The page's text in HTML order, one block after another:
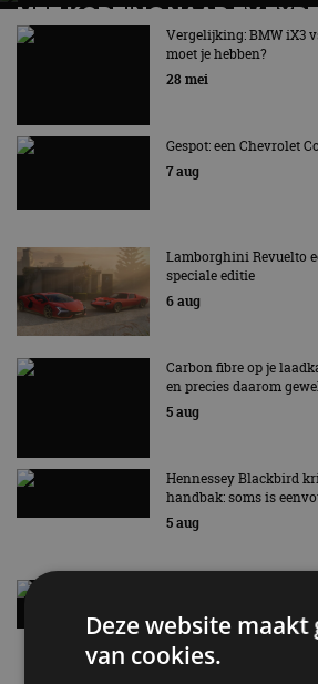
MET KORTING NAAR EV
AUTORAI REGELT HET!
EV Experience 2026 van 24 tot 26
Vergelijking: BMW iX3
moet je hebben?
28 mei
Gespot: een Chevrolet
7 aug
Lamborghini Revuelto
speciale editie
6 aug
Carbon fibre op je
en precies daarom
5 aug
Hennessey Blackbird
handbak: soms is
5 aug
Audi A2 e-Tron mikt op
4 aug
Deze website
van cookies.